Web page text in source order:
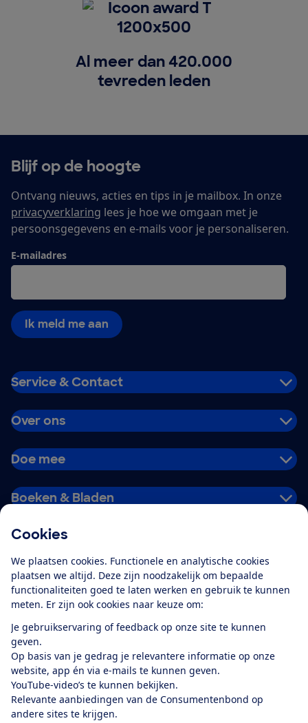
Cookies
We plaatsen cookies. Functionele en analytische cookies
plaatsen we altijd. Deze zijn noodzakelijk om bepaalde
functionaliteiten goed te laten werken en gebruik te kunnen
meten. Er zijn ook cookies naar keuze om:
Je gebruikservaring of feedback op onze site te kunnen
geven.
Op basis van je gedrag je relevantere informatie op onze
website, app én via e-mails te kunnen geven.
YouTube-video’s te kunnen bekijken.
Relevante aanbiedingen van de Consumentenbond op
andere sites te krijgen.
Al meer dan 420.000
tevreden leden
Blijf op de hoogte
Ontvang nieuws, acties en tips in je mailbox. In onze
privacyverklaring lees je hoe we omgaan met je
persoonsgegevens en e-mails voor je personaliseren.
E-mailadres
Ik meld me aan
Service & Contact
Over ons
Doe mee
Boeken & Bladen
Alles over de
app
Algemene Voorwaarden
Privacyverklaring
Cookiebeleid
Privacyvoorkeuren
Toegankelijkheid